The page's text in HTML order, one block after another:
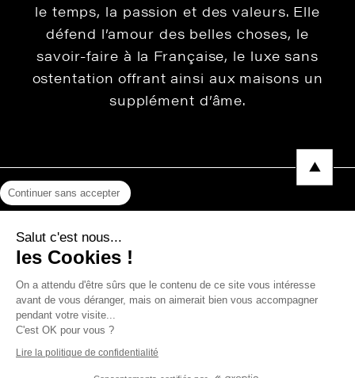
le temps, la passion et des valeurs. Elle
défend l’amour des belles choses, le
savoir-faire à la Française, le luxe sans
ostentation offrant ainsi aux maisons un
supplément d’âme.
Protection des données
Photos, Vidéos & Catalogues
Continuer sans accepter
Salut c'est nous...
les Cookies !
On a attendu d'être sûrs que le contenu de ce site vous intéresse
avant de vous déranger, mais on aimerait bien vous accompagner
pendant votre visite...
C'est OK pour vous ?
Lire la politique de confidentialité